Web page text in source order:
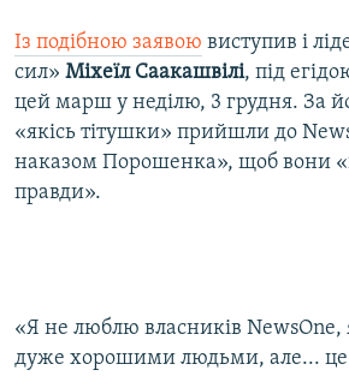
Із подібною заявою виступив і
сил» Міхеїл Саакашвілі, під
цей марш у неділю, 3 грудня. За
«якісь тітушки» прийшли до
наказом Порошенка», щоб вони
правди».
«Я не люблю власників NewsOne,
дуже хорошими людьми, але... це